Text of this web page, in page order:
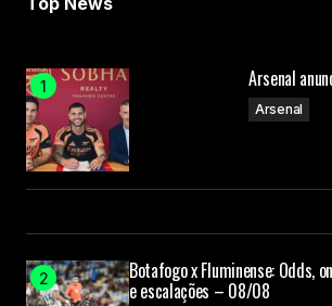
Arsenal
Arsenal
Botafogo x Fluminense: Odds,
e escalações – 08/08